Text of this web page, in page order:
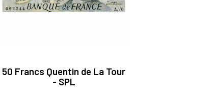
50 Francs Quentin de La Tour
- SPL